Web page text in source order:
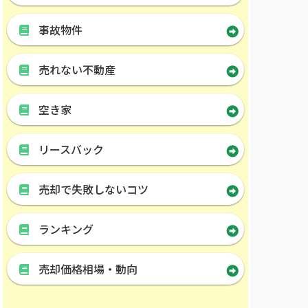
事故物件
売れない不動産
空き家
リースバック
売却で失敗しないコツ
ランキング
売却価格相場・動向